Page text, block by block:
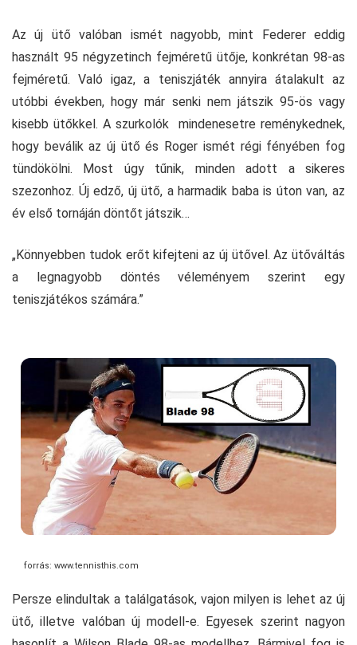
Az új ütő valóban ismét nagyobb, mint Federer eddig
használt 95 négyzetinch fejméretű ütője, konkrétan 98-as
fejméretű. Való igaz, a teniszjáték annyira átalakult az
utóbbi években, hogy már senki nem játszik 95-ös vagy
kisebb ütőkkel. A szurkolók mindenesetre reménykednek,
hogy beválik az új ütő és Roger ismét régi fényében fog
tündökölni. Most úgy tűnik, minden adott a sikeres
szezonhoz. Új edző, új ütő, a harmadik baba is úton van, az
év első tornáján döntőt játszik…
„Könnyebben tudok erőt kifejteni az új ütővel. Az ütőváltás
a legnagyobb döntés véleményem szerint egy
teniszjátékos számára.”
forrás: www.tennisthis.com
Persze elindultak a találgatások, vajon milyen is lehet az új
ütő, illetve valóban új modell-e. Egyesek szerint nagyon